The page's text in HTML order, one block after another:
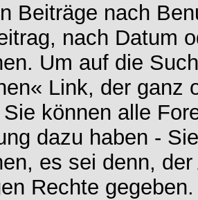
Beiträge nach
nach Datum
Um auf die
Link, der ganz
können alle
dazu haben -
es sei denn,
Rechte gegeben.